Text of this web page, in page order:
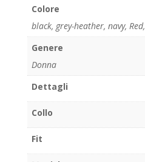
Colore
black, grey-heather, navy, Red,
Genere
Donna
Dettagli
Collo
Fit